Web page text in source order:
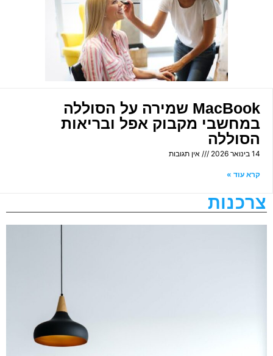
MacBook שמירה על הסוללה
במחשבי מקבוק אפל ובריאות
הסוללה
14 בינואר 2026 אין תגובות
קרא עוד »
צרכנות